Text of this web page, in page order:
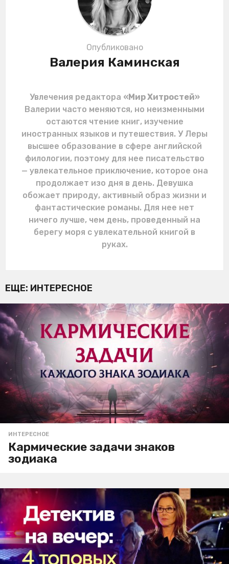
Опубликовано
Валерия Каминская
Увлечения редактора «Мир Хитростей»
Валерии часто меняются, но неизменными
остаются чтение книг, изучение
иностранных языков и путешествия. У Леры
высшее образование в сфере английской
филологии, поэтому для нее писательство
— увлекательное приключение, которое она
продолжает изо дня в день. Девушка
обожает природу, активный образ жизни и
фантастические романы. Для нее нет
ничего лучше, чем день, проведенный на
берегу моря с увлекательной книгой в
руках.
ЕЩЕ: ИНТЕРЕСНОЕ
ИНТЕРЕСНОЕ
Кармические задачи знаков
зодиака